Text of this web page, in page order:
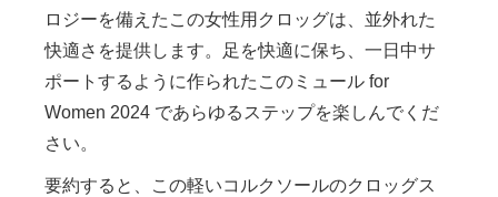
ロジーを備えたこの女性用クロッグは、並外れた
快適さを提供します。足を快適に保ち、一日中サ
ポートするように作られたこのミュール for
Women 2024 であらゆるステップを楽しんでくだ
さい。
要約すると、この軽いコルクソールのクロッグス